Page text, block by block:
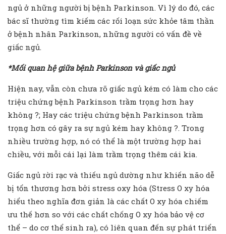
ngủ ở những người bị bệnh Parkinson. Vì lý do đó, các
bác sĩ thường tìm kiếm các rối loạn sức khỏe tâm thần
ở bệnh nhân Parkinson, những người có vấn đề về
giấc ngủ.
*Mối quan hệ giữa bệnh Parkinson và giấc ngủ
Hiện nay, vẫn còn chưa rõ giấc ngủ kém có làm cho các
triệu chứng bệnh Parkinson trầm trọng hơn hay
không ?; Hay các triệu chứng bệnh Parkinson trầm
trọng hơn có gây ra sự ngủ kém hay không ?. Trong
nhiều trường hợp, nó có thể là một trường hợp hai
chiều, với mỗi cái lại làm trầm trọng thêm cái kia.
Giấc ngủ rời rạc và thiếu ngủ dường như khiến não dễ
bị tổn thương hơn bởi stress oxy hóa (Stress O xy hóa
hiểu theo nghĩa đơn giản là các chất O xy hóa chiếm
ưu thế hơn so với các chất chống O xy hóa bảo vệ cơ
thể – do cơ thể sinh ra), có liên quan đến sự phát triển